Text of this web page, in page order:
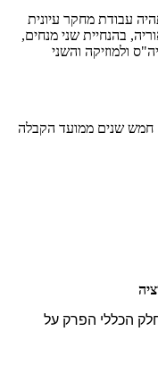
עבודת מחקר עיונית
בהנחיית שני מנחים,
ולמוזיקה והשני
חמש שנים ממועד הקבלה
הכללי הפרק על